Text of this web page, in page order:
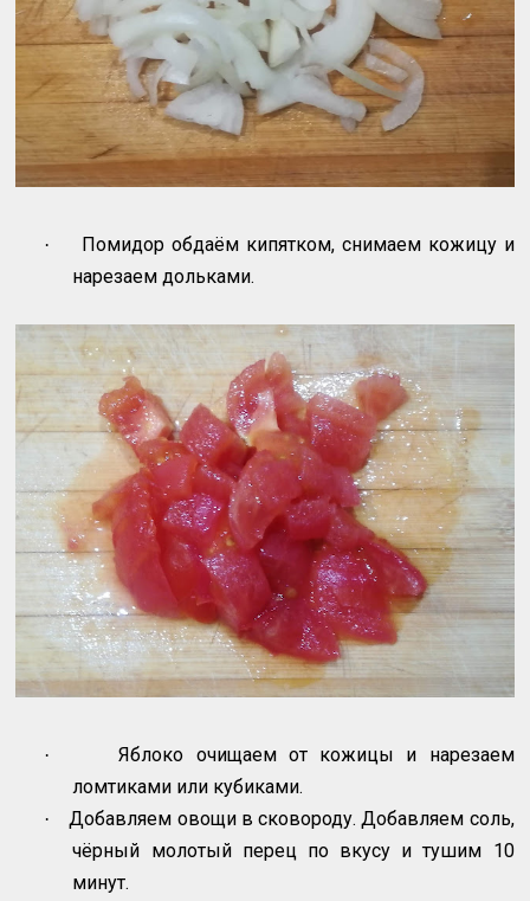
·
Помидор обдаём кипятком, снимаем кожицу и
нарезаем дольками.
·
Яблоко очищаем от кожицы и нарезаем
ломтиками или кубиками.
·
Добавляем овощи в сковороду. Добавляем соль,
чёрный молотый перец по вкусу и тушим 10
минут.